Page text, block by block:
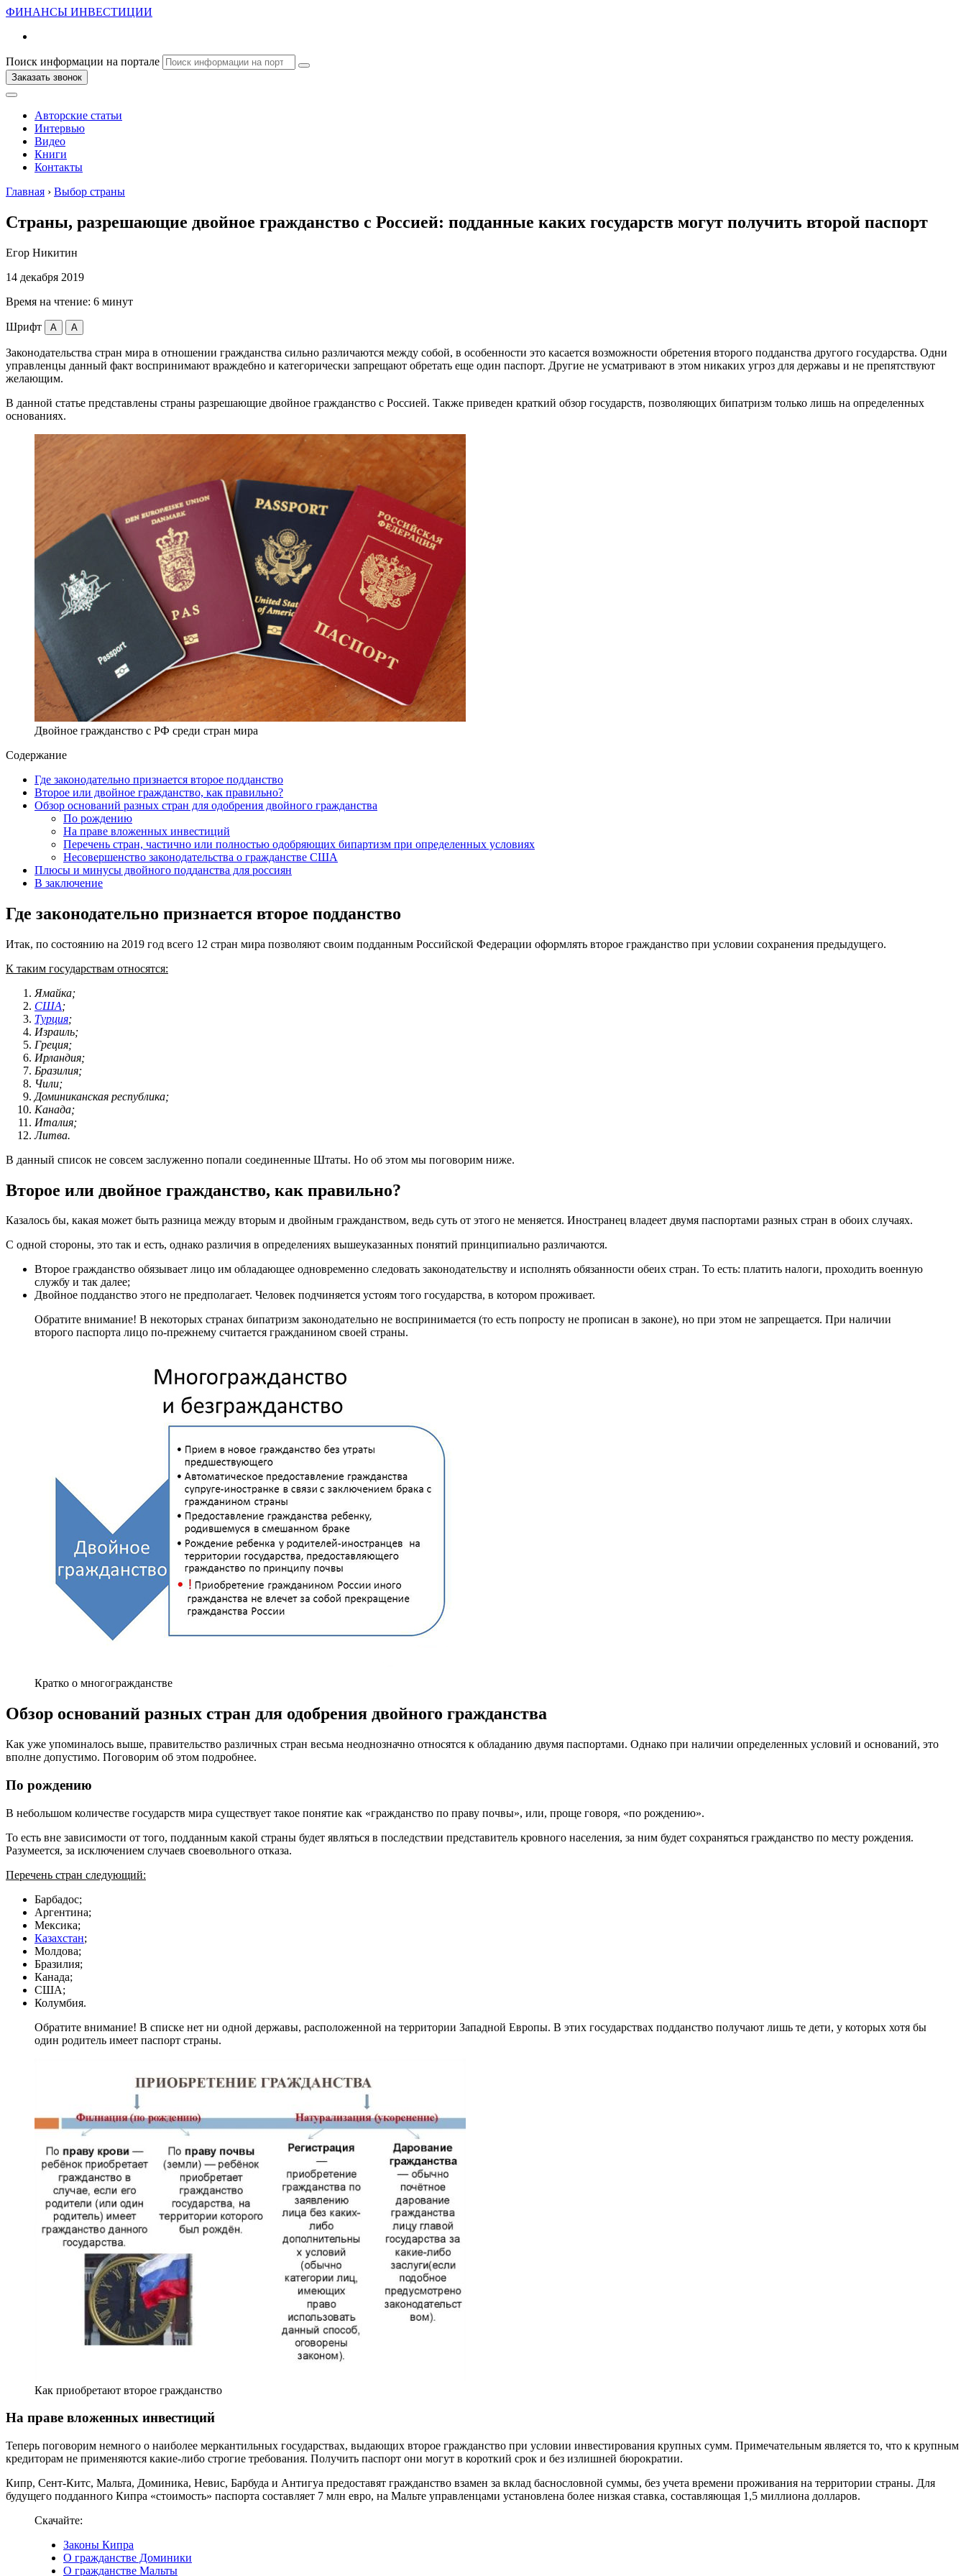
ФИНАНСЫ ИНВЕСТИЦИИ
Поиск информации на портале
Заказать звонок
Авторские статьи
Интервью
Видео
Книги
Контакты
Главная › Выбор страны
Страны, разрешающие двойное гражданство с Россией: подданные каких государств могут получить второй паспорт
Егор Никитин
14 декабря 2019
Время на чтение: 6 минут
Шрифт A A
Законодательства стран мира в отношении гражданства сильно различаются между собой, в особенности это касается возможности обретения второго подданства другого государства. Одни
управленцы данный факт воспринимают враждебно и категорически запрещают обретать еще один паспорт. Другие не усматривают в этом никаких угроз для державы и не препятствуют
желающим.
В данной статье представлены страны разрешающие двойное гражданство с Россией. Также приведен краткий обзор государств, позволяющих бипатризм только лишь на определенных
основаниях.
Двойное гражданство с РФ среди стран мира
Содержание
Где законодательно признается второе подданство
Второе или двойное гражданство, как правильно?
Обзор оснований разных стран для одобрения двойного гражданства
По рождению
На праве вложенных инвестиций
Перечень стран, частично или полностью одобряющих бипартизм при определенных условиях
Несовершенство законодательства о гражданстве США
Плюсы и минусы двойного подданства для россиян
В заключение
Где законодательно признается второе подданство
Итак, по состоянию на 2019 год всего 12 стран мира позволяют своим подданным Российской Федерации оформлять второе гражданство при условии сохранения предыдущего.
К таким государствам относятся:
Ямайка;
США;
Турция;
Израиль;
Греция;
Ирландия;
Бразилия;
Чили;
Доминиканская республика;
Канада;
Италия;
Литва.
В данный список не совсем заслуженно попали соединенные Штаты. Но об этом мы поговорим ниже.
Второе или двойное гражданство, как правильно?
Казалось бы, какая может быть разница между вторым и двойным гражданством, ведь суть от этого не меняется. Иностранец владеет двумя паспортами разных стран в обоих случаях.
С одной стороны, это так и есть, однако различия в определениях вышеуказанных понятий принципиально различаются.
Второе гражданство обязывает лицо им обладающее одновременно следовать законодательству и исполнять обязанности обеих стран. То есть: платить налоги, проходить военную
службу и так далее;
Двойное подданство этого не предполагает. Человек подчиняется устоям того государства, в котором проживает.
Обратите внимание! В некоторых странах бипатризм законодательно не воспринимается (то есть попросту не прописан в законе), но при этом не запрещается. При наличии
второго паспорта лицо по-прежнему считается гражданином своей страны.
Кратко о многогражданстве
Обзор оснований разных стран для одобрения двойного гражданства
Как уже упоминалось выше, правительство различных стран весьма неоднозначно относятся к обладанию двумя паспортами. Однако при наличии определенных условий и оснований, это
вполне допустимо. Поговорим об этом подробнее.
По рождению
В небольшом количестве государств мира существует такое понятие как «гражданство по праву почвы», или, проще говоря, «по рождению».
То есть вне зависимости от того, подданным какой страны будет являться в последствии представитель кровного населения, за ним будет сохраняться гражданство по месту рождения.
Разумеется, за исключением случаев своевольного отказа.
Перечень стран следующий:
Барбадос;
Аргентина;
Мексика;
Казахстан;
Молдова;
Бразилия;
Канада;
США;
Колумбия.
Обратите внимание! В списке нет ни одной державы, расположенной на территории Западной Европы. В этих государствах подданство получают лишь те дети, у которых хотя бы
один родитель имеет паспорт страны.
Как приобретают второе гражданство
На праве вложенных инвестиций
Теперь поговорим немного о наиболее меркантильных государствах, выдающих второе гражданство при условии инвестирования крупных сумм. Примечательным является то, что к крупным
кредиторам не применяются какие-либо строгие требования. Получить паспорт они могут в короткий срок и без излишней бюрократии.
Кипр, Сент-Китс, Мальта, Доминика, Невис, Барбуда и Антигуа предоставят гражданство взамен за вклад баснословной суммы, без учета времени проживания на территории страны. Для
будущего подданного Кипра «стоимость» паспорта составляет 7 млн евро, на Мальте управленцами установлена более низкая ставка, составляющая 1,5 миллиона долларов.
Скачайте:
Законы Кипра
О гражданстве Доминики
О гражданстве Мальты